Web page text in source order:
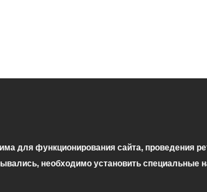
для функционирования сайта, проведения
необходимо установить специальные